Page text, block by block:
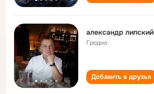
александр липский
Гродно
Добавить в друзья